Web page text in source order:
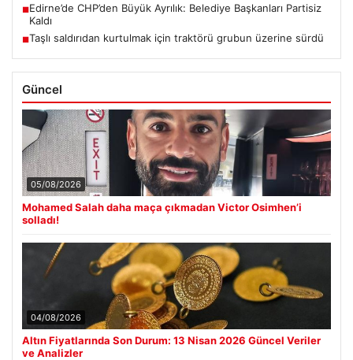
■Edirne’de CHP’den Büyük Ayrılık: Belediye Başkanları Partisiz
Kaldı
■Taşlı saldırıdan kurtulmak için traktörü grubun üzerine sürdü
Güncel
05/08/2026
Mohamed Salah daha maça çıkmadan Victor Osimhen’i
solladı!
04/08/2026
Altın Fiyatlarında Son Durum: 13 Nisan 2026 Güncel Veriler
ve Analizler